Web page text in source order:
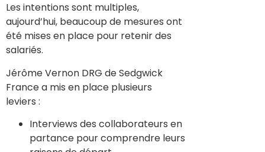
Les intentions sont multiples,
aujourd’hui, beaucoup de mesures ont
été mises en place pour retenir des
salariés.
Jérôme Vernon DRG de Sedgwick
France a mis en place plusieurs
leviers :
Interviews des collaborateurs en
partance pour comprendre leurs